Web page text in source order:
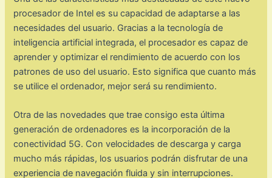
procesador de Intel es su capacidad de adaptarse a las
necesidades del usuario. Gracias a la tecnología de
inteligencia artificial integrada, el procesador es capaz de
aprender y optimizar el rendimiento de acuerdo con los
patrones de uso del usuario. Esto significa que cuanto más
se utilice el ordenador, mejor será su rendimiento.
Otra de las novedades que trae consigo esta última
generación de ordenadores es la incorporación de la
conectividad 5G. Con velocidades de descarga y carga
mucho más rápidas, los usuarios podrán disfrutar de una
experiencia de navegación fluida y sin interrupciones.